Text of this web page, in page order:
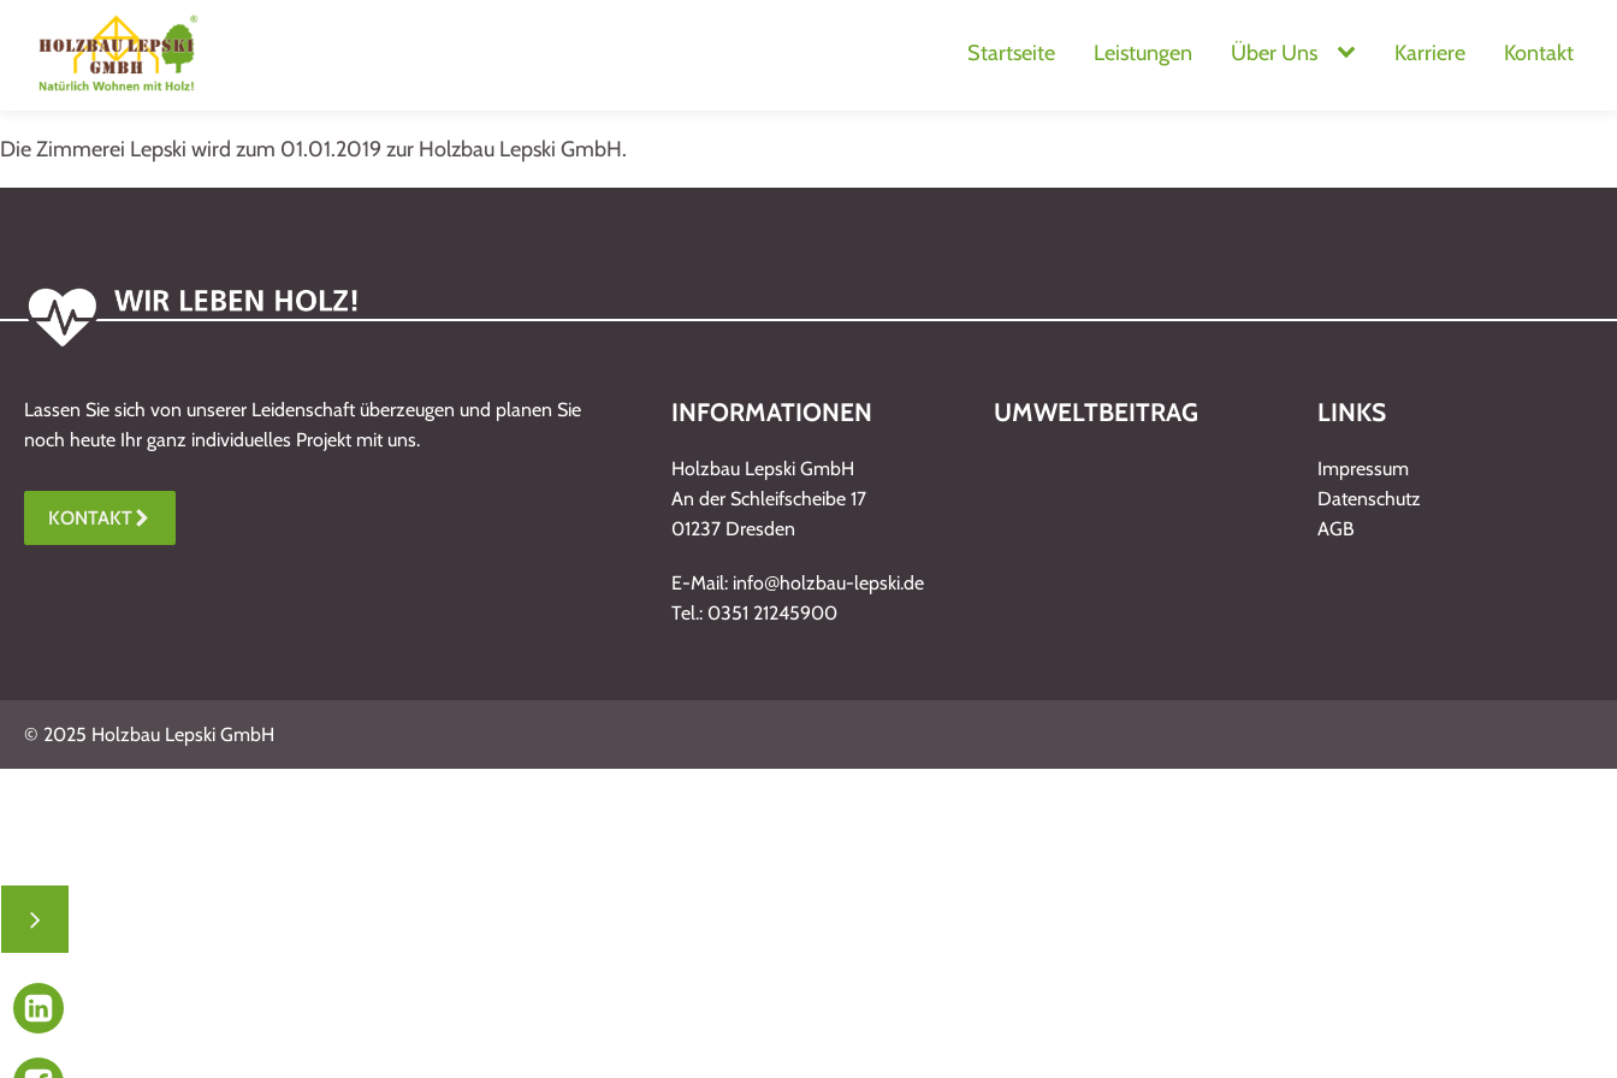
Startseite Leistungen Über Uns Karriere Kontakt
Die Zimmerei Lepski wird zum 01.01.2019 zur Holzbau Lepski GmbH.
Lassen Sie sich von unserer Leidenschaft überzeugen und planen Sie
noch heute Ihr ganz individuelles Projekt mit uns.
KONTAKT
INFORMATIONEN
Holzbau Lepski GmbH
An der Schleifscheibe 17
01237 Dresden
E-Mail: info@holzbau-lepski.de
Tel.: 0351 21245900
UMWELTBEITRAG LINKS
Impressum
Datenschutz
AGB
© 2025 Holzbau Lepski GmbH